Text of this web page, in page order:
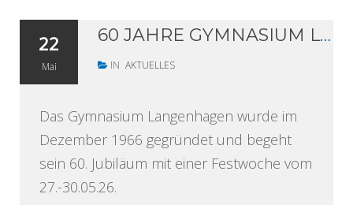
22
Mai
60 JAHRE GYMNASIUM LANGENHAGEN - WIR FEIERN AM 29. MAI UNSEREN 60. GEBURTSTAG!
IN AKTUELLES
Das Gymnasium Langenhagen wurde im
Dezember 1966 gegründet und begeht
sein 60. Jubiläum mit einer Festwoche vom
27.-30.05.26.